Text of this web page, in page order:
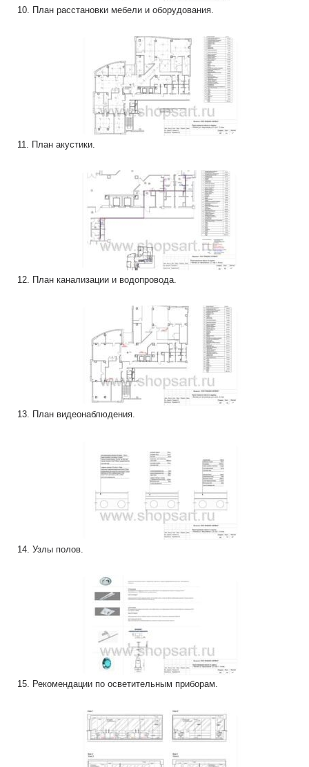
10. План расстановки мебели и оборудования.
11. План акустики.
12. План канализации и водопровода.
13. План видеонаблюдения.
14. Узлы полов.
15. Рекомендации по осветительным приборам.